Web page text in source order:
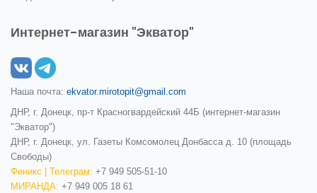
Интернет-магазин "Экватор"
Наша почта: ekvator.mirotopit@gmail.com
ДНР, г. Донецк, пр-т Красногвардейский 44Б (интернет-магазин
"Экватор")
ДНР, г. Донецк, ул. Газеты Комсомолец Донбасса д. 10 (площадь
Свободы)
Феникс | Телеграм: +7 949 505-51-10
МИРАНДА: +7 949 005 18 61